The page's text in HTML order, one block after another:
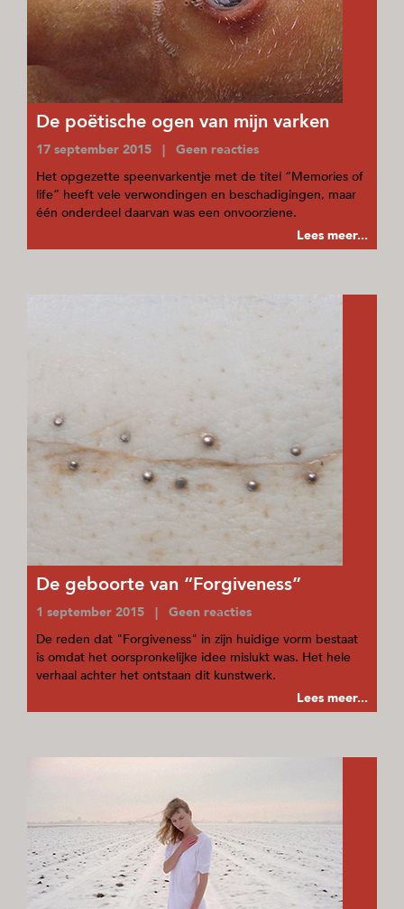
De poëtische ogen van mijn varken
17 september 2015 | Geen reacties
Het opgezette speenvarkentje met de titel “Memories of
life” heeft vele verwondingen en beschadigingen, maar
één onderdeel daarvan was een onvoorziene.
Lees meer...
De geboorte van “Forgiveness”
1 september 2015 | Geen reacties
De reden dat "Forgiveness" in zijn huidige vorm bestaat
is omdat het oorspronkelijke idee mislukt was. Het hele
verhaal achter het ontstaan dit kunstwerk.
Lees meer...